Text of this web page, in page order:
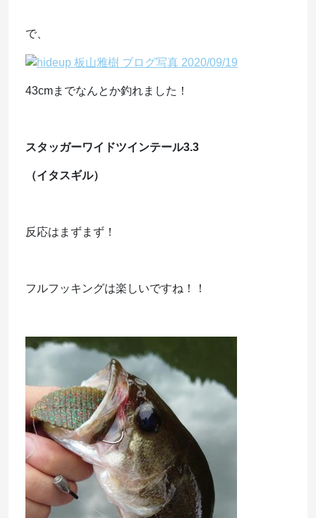
で、
43cmまでなんとか釣れました！
スタッガーワイドツインテール3.3
（イタスギル）
反応はまずまず！
フルフッキングは楽しいですね！！